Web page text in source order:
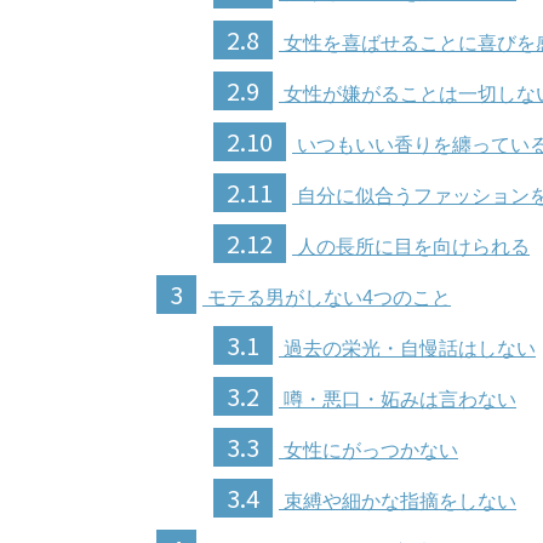
2.8 女性を喜ばせることに喜びを
2.9 女性が嫌がることは一切しな
2.10 いつもいい香りを纏ってい
2.11 自分に似合うファッション
2.12 人の長所に目を向けられる
3 モテる男がしない4つのこと
3.1 過去の栄光・自慢話はしない
3.2 噂・悪口・妬みは言わない
3.3 女性にがっつかない
3.4 束縛や細かな指摘をしない